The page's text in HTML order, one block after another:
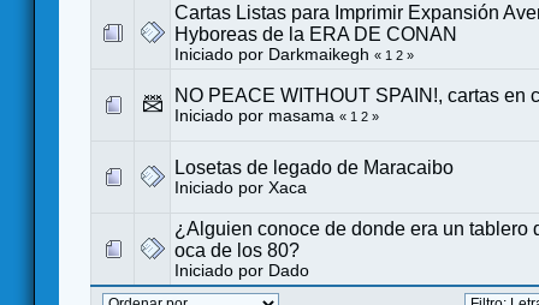
Cartas Listas para Imprimir Expansión
Hyboreas de la ERA DE CONAN
Iniciado por Darkmaikegh « 1 2 »
NO PEACE WITHOUT SPAIN!, cartas en
Iniciado por masama « 1 2 »
Losetas de legado de Maracaibo
Iniciado por Xaca
¿Alguien conoce de donde era un tablero
oca de los 80?
Iniciado por Dado